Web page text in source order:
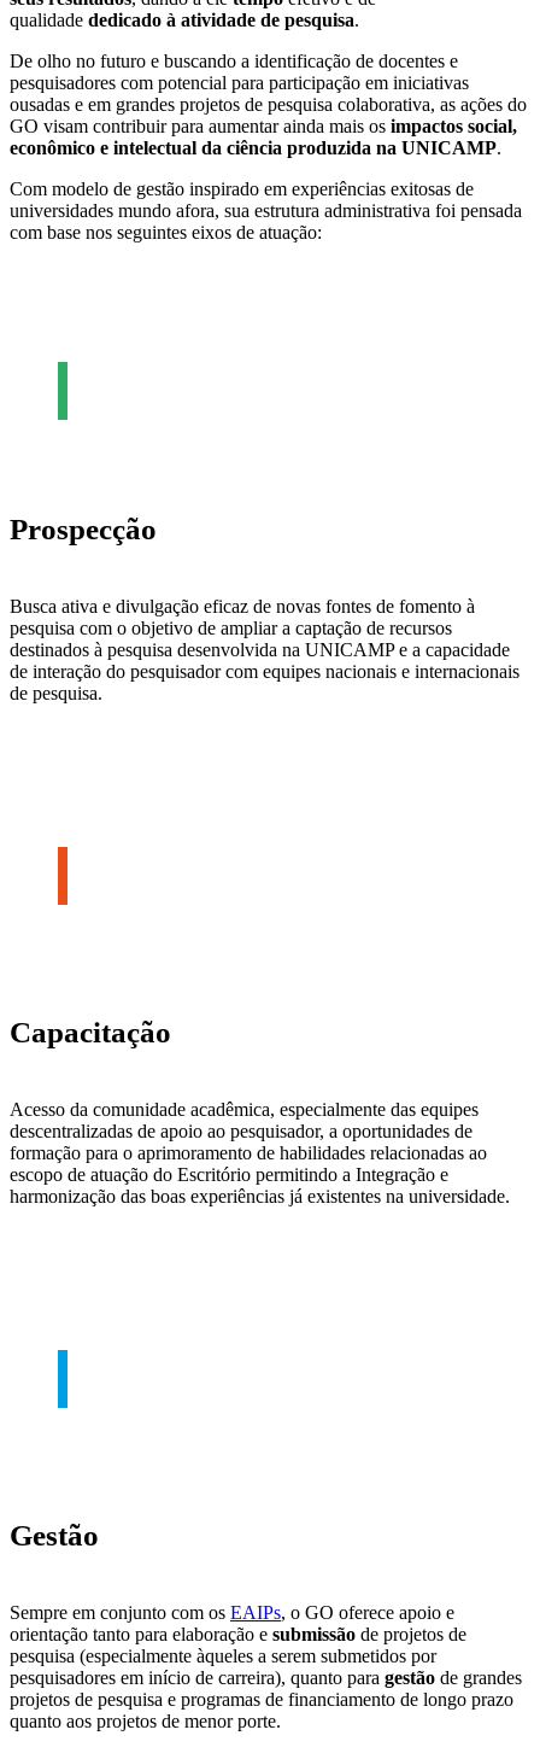
qualidade dedicado à atividade de pesquisa.
De olho no futuro e buscando a identificação de docentes e
pesquisadores com potencial para participação em iniciativas
ousadas e em grandes projetos de pesquisa colaborativa, as ações do
GO visam contribuir para aumentar ainda mais os impactos social,
econômico e intelectual da ciência produzida na UNICAMP.
Com modelo de gestão inspirado em experiências exitosas de
universidades mundo afora, sua estrutura administrativa foi pensada
com base nos seguintes eixos de atuação:
Prospecção
Busca ativa e divulgação eficaz de novas fontes de fomento à
pesquisa com o objetivo de ampliar a captação de recursos
destinados à pesquisa desenvolvida na UNICAMP e a capacidade
de interação do pesquisador com equipes nacionais e internacionais
de pesquisa.
Capacitação
Acesso da comunidade acadêmica, especialmente das equipes
descentralizadas de apoio ao pesquisador, a oportunidades de
formação para o aprimoramento de habilidades relacionadas ao
escopo de atuação do Escritório permitindo a Integração e
harmonização das boas experiências já existentes na universidade.
Gestão
Sempre em conjunto com os EAIPs, o GO oferece apoio e
orientação tanto para elaboração e submissão de projetos de
pesquisa (especialmente àqueles a serem submetidos por
pesquisadores em início de carreira), quanto para gestão de grandes
projetos de pesquisa e programas de financiamento de longo prazo
quanto aos projetos de menor porte.